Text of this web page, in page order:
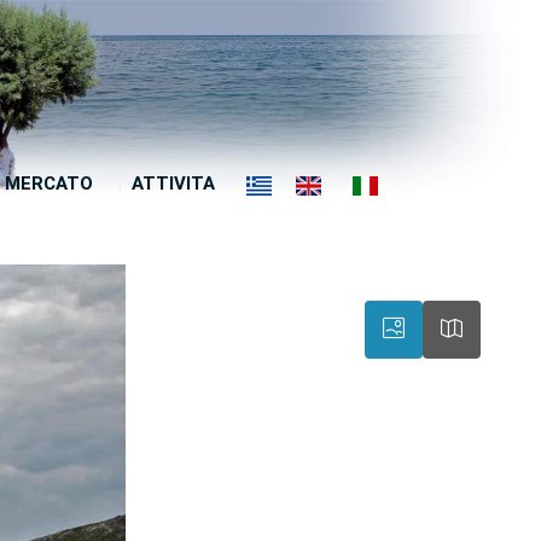
MERCATO ATTIVITA